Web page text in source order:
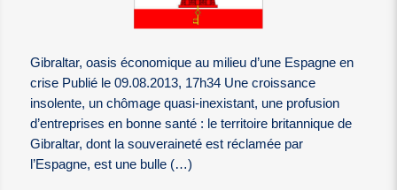
Gibraltar, oasis économique au milieu d’une Espagne en
crise Publié le 09.08.2013, 17h34 Une croissance
insolente, un chômage quasi-inexistant, une profusion
d’entreprises en bonne santé : le territoire britannique de
Gibraltar, dont la souveraineté est réclamée par
l’Espagne, est une bulle (…)